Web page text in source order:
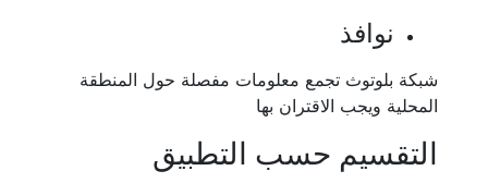
نوافذ
شبكة بلوتوث تجمع معلومات مفصلة حول المنطقة
المحلية ويجب الاقتران بها
التقسيم حسب التطبيق